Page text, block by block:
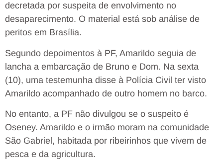
decretada por suspeita de envolvimento no
desaparecimento. O material está sob análise de
peritos em Brasília.
Segundo depoimentos à PF, Amarildo seguia de
lancha a embarcação de Bruno e Dom. Na sexta
(10), uma testemunha disse à Polícia Civil ter visto
Amarildo acompanhado de outro homem no barco.
No entanto, a PF não divulgou se o suspeito é
Oseney. Amarildo e o irmão moram na comunidade
São Gabriel, habitada por ribeirinhos que vivem de
pesca e da agricultura.